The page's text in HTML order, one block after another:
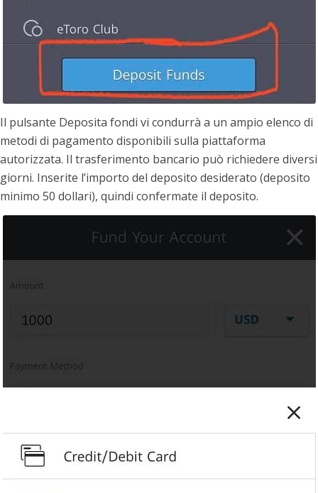
Il pulsante Deposita fondi vi condurrà a un ampio elenco di
metodi di pagamento disponibili sulla piattaforma
autorizzata. Il trasferimento bancario può richiedere diversi
giorni. Inserite l’importo del deposito desiderato (deposito
minimo 50 dollari), quindi confermate il deposito.